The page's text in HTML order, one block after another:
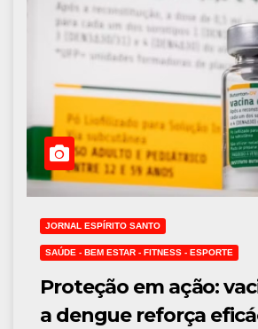
JORNAL ESPÍRITO SANTO
SAÚDE - BEM ESTAR - FITNESS - ESPORTE
Proteção em ação:
a dengue reforça